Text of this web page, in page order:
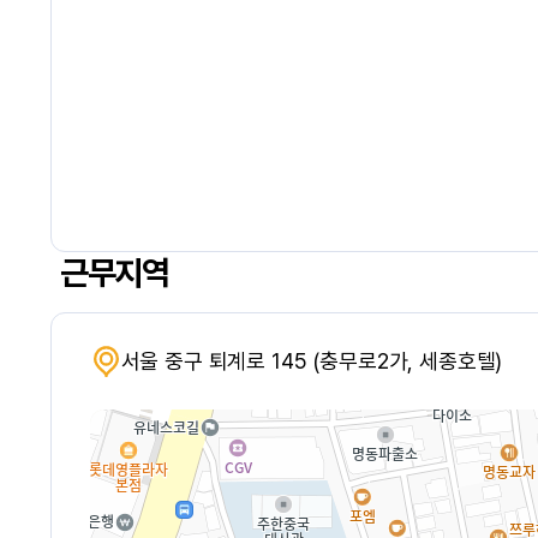
근무지역
서울 중구 퇴계로 145 (충무로2가, 세종호텔)